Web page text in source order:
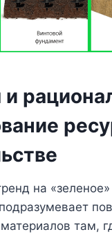
и
на «зеленое»
там,